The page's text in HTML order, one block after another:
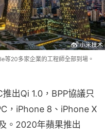
等20多家企業的工程師全部到場。
出Qi 1.0，BPP協議只
，iPhone 8、iPhone X
。2020年蘋果推出